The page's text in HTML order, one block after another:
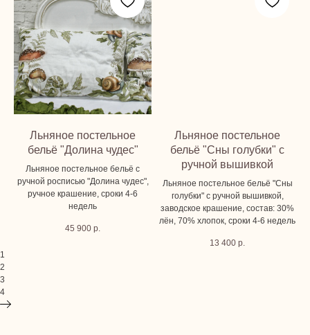
Льняное постельное
бельё "Долина чудес"
Льняное постельное бельё с
ручной росписью "Долина чудес",
ручное крашение, сроки 4-6
недель
45 900 р.
Льняное постельное
бельё "Сны голубки" с
ручной вышивкой
Льняное постельное бельё "Сны
голубки" с ручной вышивкой,
заводское крашение, состав: 30%
лён, 70% хлопок, сроки 4-6 недель
13 400 р.
1
2
3
4